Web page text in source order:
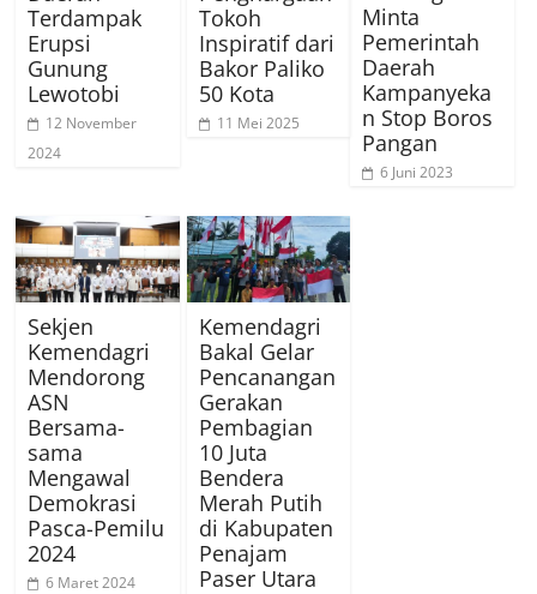
Terdampak
Erupsi
Gunung
Lewotobi
12 November
2024
Tokoh
Inspiratif dari
Bakor Paliko
50 Kota
11 Mei 2025
Minta
Pemerintah
Daerah
Kampanyeka
n Stop Boros
Pangan
6 Juni 2023
Sekjen
Kemendagri
Mendorong
ASN
Bersama-
sama
Mengawal
Demokrasi
Pasca-Pemilu
2024
6 Maret 2024
Kemendagri
Bakal Gelar
Pencanangan
Gerakan
Pembagian
10 Juta
Bendera
Merah Putih
di Kabupaten
Penajam
Paser Utara